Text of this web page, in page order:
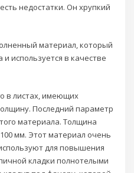
недостатки. Он хрупкий
материал, который
используется в качестве
в листах, имеющих
Последний параметр
материала. Толщина
мм. Этот материал очень
для повышения
кладки полнотелыми